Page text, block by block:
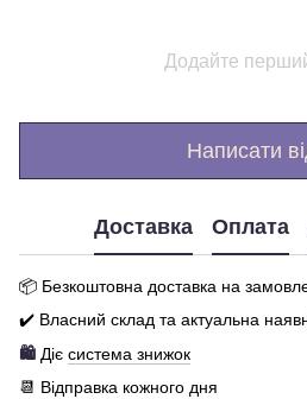
Додайте
Написати
Доставка Оплата
📦 Безкоштовна доставка на
✔️ Власний склад та актуальна
🛍️ Діє система знижок
📆 Відправка кожного дня